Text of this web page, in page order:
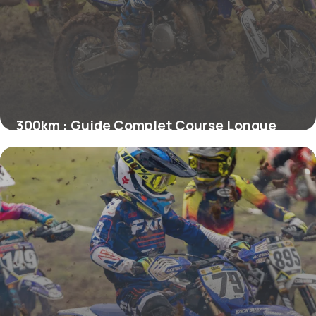
300km : Guide Complet Course Longue
Distance